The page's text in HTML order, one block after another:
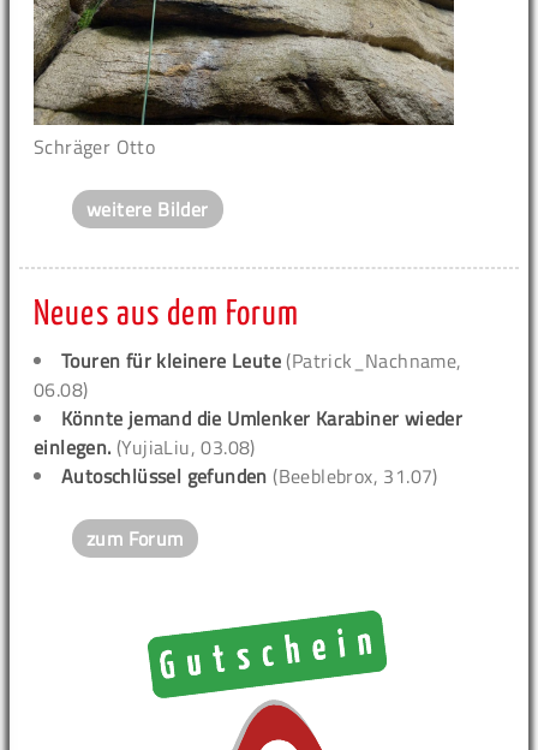
Schräger Otto
weitere Bilder
Neues aus dem Forum
Touren für kleinere Leute (Patrick_Nachname,
06.08)
Könnte jemand die Umlenker Karabiner wieder
einlegen. (YujiaLiu, 03.08)
Autoschlüssel gefunden (Beeblebrox, 31.07)
zum Forum